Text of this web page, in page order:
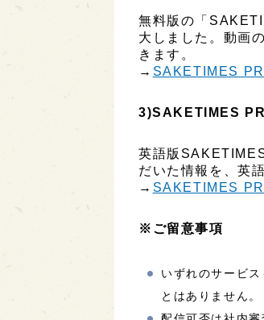
無料版の「
大しました。動画
きます。
→ SAKETIMES
3)SAKETIMES
英語版
だいた情報を、英
→ SAKETIMES
※ご留意事項
いずれのサービ
とはありません。